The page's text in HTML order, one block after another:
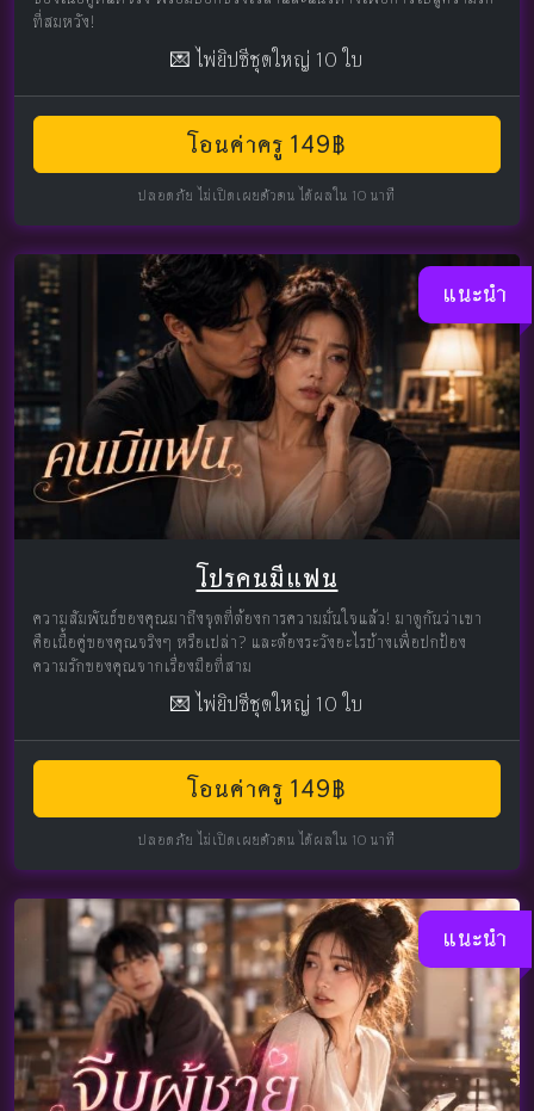
ที่สมหวัง!
💌 ไพ่ยิปซีชุดใหญ่ 10 ใบ
โอนค่าครู 149฿
ปลอดภัย ไม่เปิดเผยตัวตน ได้ผลใน 10 นาที
แนะนำ
โปรคนมีแฟน
ความสัมพันธ์ของคุณมาถึงจุดที่ต้องการความมั่นใจแล้ว! มาดูกันว่าเขา
คือเนื้อคู่ของคุณจริงๆ หรือเปล่า? และต้องระวังอะไรบ้างเพื่อปกป้อง
ความรักของคุณจากเรื่องมือที่สาม
💌 ไพ่ยิปซีชุดใหญ่ 10 ใบ
โอนค่าครู 149฿
ปลอดภัย ไม่เปิดเผยตัวตน ได้ผลใน 10 นาที
แนะนำ